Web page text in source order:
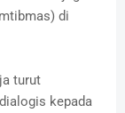
di
turut
kepada